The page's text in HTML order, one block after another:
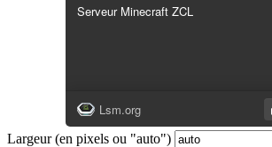
Largeur (en pixels ou "auto")